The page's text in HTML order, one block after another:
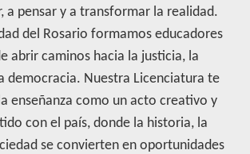
a pensar y a transformar la realidad.
del Rosario formamos educadores
abrir caminos hacia la justicia, la
democracia. Nuestra Licenciatura te
enseñanza como un acto creativo y
con el país, donde la historia, la
se convierten en oportunidades